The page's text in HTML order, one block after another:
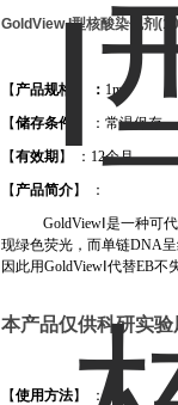
GoldView I型核酸染色剂
【 产品规格】 ： 1ml
【储存条件
】 ：常温保存
【有效期 】 ： 12个月
【 产品简介】 ：
GoldView Ⅰ是一种可
现绿色荧光，而单链DNA
因此用GoldView Ⅰ代替EB不
本产品仅供科研实验
【使用方法】 ：